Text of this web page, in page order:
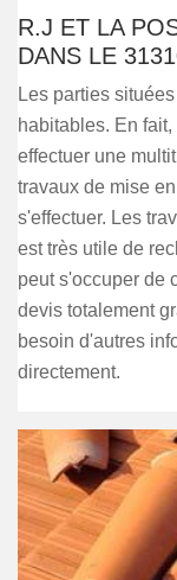
R.J ET LA
DANS LE
Les parties
habitables. En
effectuer une
travaux de mise
s'effectuer. Les
est très utile de
peut s'occuper de
devis totalement
besoin d'autres
directement.